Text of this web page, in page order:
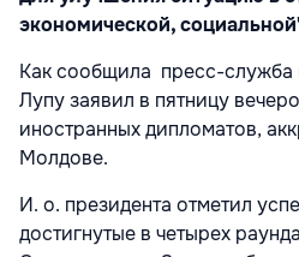
экономической,
Как сообщила пресс-служба
Лупу заявил в пятницу
иностранных дипломатов,
Молдове.
И. о. президента отметил
достигнутые в четырех